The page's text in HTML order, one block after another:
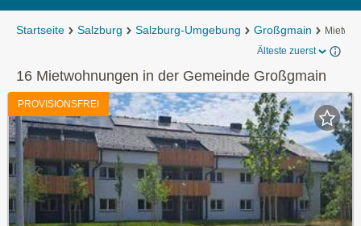
Startseite Salzburg Salzburg-Umgebung Großgmain
Älteste zuerst
16 Mietwohnungen in der Gemeinde Großgmain
PROVISIONSFREI